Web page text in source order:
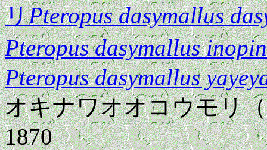
リPteropus dasymallus
Pteropus dasymallus
Pteropus dasymallus
オキナワオオコウモリ
1870